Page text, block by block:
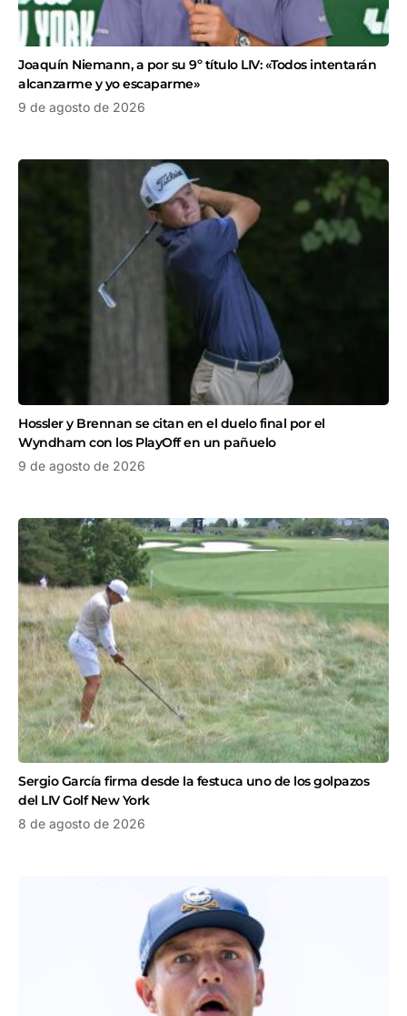
Joaquín Niemann, a por su 9º título LIV: «Todos intentarán
alcanzarme y yo escaparme»
9 de agosto de 2026
Hossler y Brennan se citan en el duelo final por el
Wyndham con los PlayOff en un pañuelo
9 de agosto de 2026
Sergio García firma desde la festuca uno de los golpazos
del LIV Golf New York
8 de agosto de 2026